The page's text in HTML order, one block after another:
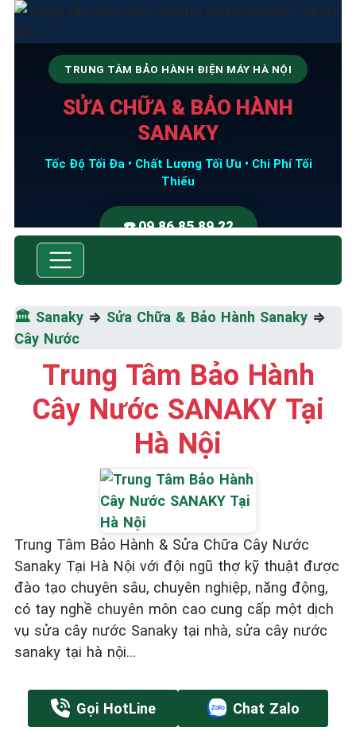
TRUNG TÂM BẢO HÀNH ĐIỆN MÁY HÀ NỘI
SỬA CHỮA & BẢO HÀNH
SANAKY
Tốc Độ Tối Đa • Chất Lượng Tối Ưu • Chi Phí Tối
Thiểu
☎️ 09.86.85.89.22
🏛️ Sanaky ⇒ Sửa Chữa & Bảo Hành Sanaky ⇒
Cây Nước
Trung Tâm Bảo Hành
Cây Nước SANAKY Tại
Hà Nội
Trung Tâm Bảo Hành & Sửa Chữa Cây Nước
Sanaky Tại Hà Nội với đội ngũ thợ kỹ thuật được
đào tạo chuyên sâu, chuyên nghiệp, năng động,
có tay nghề chuyên môn cao cung cấp một dịch
vụ sửa cây nước Sanaky tại nhà, sửa cây nước
sanaky tại hà nội...
Gọi HotLine Chat Zalo